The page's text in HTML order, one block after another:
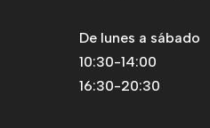
De lunes a sábado
10:30-14:00
16:30-20:30